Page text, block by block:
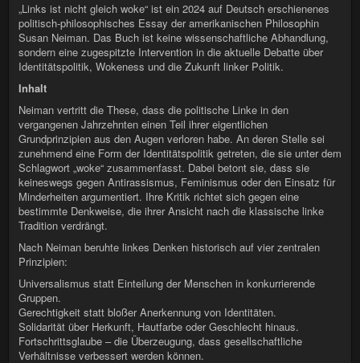
„Links ist nicht gleich woke“ ist ein 2024 auf Deutsch erschienenes
politisch-philosophisches Essay der amerikanischen Philosophin
Susan Neiman. Das Buch ist keine wissenschaftliche Abhandlung,
sondern eine zugespitzte Intervention in die aktuelle Debatte über
Identitätspolitik, Wokeness und die Zukunft linker Politik.
Inhalt
Neiman vertritt die These, dass die politische Linke in den
vergangenen Jahrzehnten einen Teil ihrer eigentlichen
Grundprinzipien aus den Augen verloren habe. An deren Stelle sei
zunehmend eine Form der Identitätspolitik getreten, die sie unter dem
Schlagwort „woke“ zusammenfasst. Dabei betont sie, dass sie
keineswegs gegen Antirassismus, Feminismus oder den Einsatz für
Minderheiten argumentiert. Ihre Kritik richtet sich gegen eine
bestimmte Denkweise, die ihrer Ansicht nach die klassische linke
Tradition verdrängt.
Nach Neiman beruhte linkes Denken historisch auf vier zentralen
Prinzipien:
Universalismus statt Einteilung der Menschen in konkurrierende
Gruppen.
Gerechtigkeit statt bloßer Anerkennung von Identitäten.
Solidarität über Herkunft, Hautfarbe oder Geschlecht hinaus.
Fortschrittsglaube – die Überzeugung, dass gesellschaftliche
Verhältnisse verbessert werden können.